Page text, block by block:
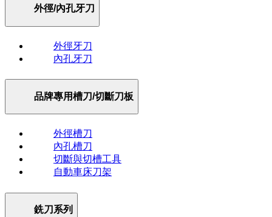
外徑/內孔牙刀
外徑牙刀
內孔牙刀
品牌專用槽刀/切斷刀板
外徑槽刀
內孔槽刀
切斷與切槽工具
自動車床刀架
銑刀系列